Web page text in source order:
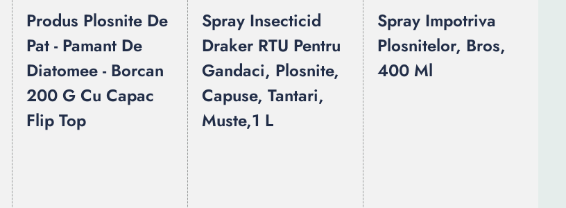
Produs Plosnite De
Pat - Pamant De
Diatomee - Borcan
200 G Cu Capac
Flip Top
Spray Insecticid
Draker RTU Pentru
Gandaci, Plosnite,
Capuse, Tantari,
Muste,1 L
Spray Impotriva
Plosnitelor, Bros,
400 Ml